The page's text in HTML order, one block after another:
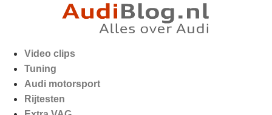
Video clips
Tuning
Audi motorsport
Rijtesten